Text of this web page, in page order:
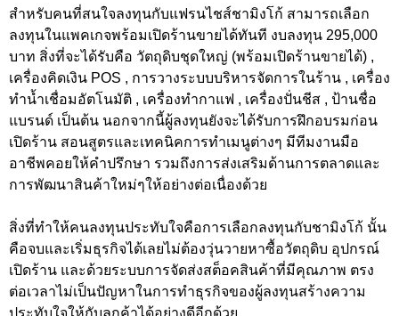
สำหรับคนที่สนใจลงทุนกับแฟรนไชส์ชามิงโก้ สามารถเลือก
ลงทุนในแพคเกจพร้อมเปิดร้านขายได้ทันที งบลงทุน 295,000
บาท สิ่งที่จะได้รับคือ วัตถุดิบชุดใหญ่ (พร้อมเปิดร้านขายได้) ,
เครื่องคิดเงิน POS , การวางระบบบริหารจัดการในร้าน , เครื่อง
ทำน้ำเชื่อมอัตโนมัติ , เครื่องทำกาแฟ , เครื่องปั่นชีส , ป้านชื่อ
แบรนด์ เป็นต้น นอกจากนี้ผู้ลงทุนยังจะได้รับการฝึกอบรมก่อน
เปิดร้าน สอนสูตรและเทคนิคการทำเมนูต่างๆ มีทีมงานมือ
อาชีพคอยให้คำปรึกษา รวมถึงการส่งเสริมด้านการตลาดและ
การพัฒนาสินค้าใหม่ๆให้อย่างต่อเนื่องด้วย
สิ่งที่ทำให้คนลงทุนประทับใจคือการเลือกลงทุนกับชามิงโก้ นั้น
คือจบและเริ่มธุรกิจได้เลยไม่ต้องวุ่นวายหาซื้อวัตถุดิบ อุปกรณ์
เปิดร้าน และด้วยระบบการจัดส่งสต็อคสินค้าที่มีคุณภาพ ตรง
ต่อเวลาไม่เป็นปัญหาในการทำธุรกิจของผู้ลงทุนสร้างความ